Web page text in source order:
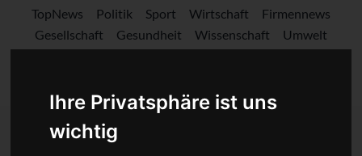
Ihre Privatsphäre ist uns
wichtig
TopNews Politik Sport Wirtschaft
Firmennews
Gesellschaft
Gesundheit Wissenschaft
Umwelt